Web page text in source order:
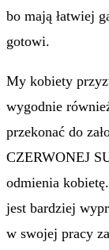
bo mają łatwiej
gotowi.
My kobiety
wygodnie
przekonać do
CZERWONEJ
odmienia
jest bardziej
w swojej pracy